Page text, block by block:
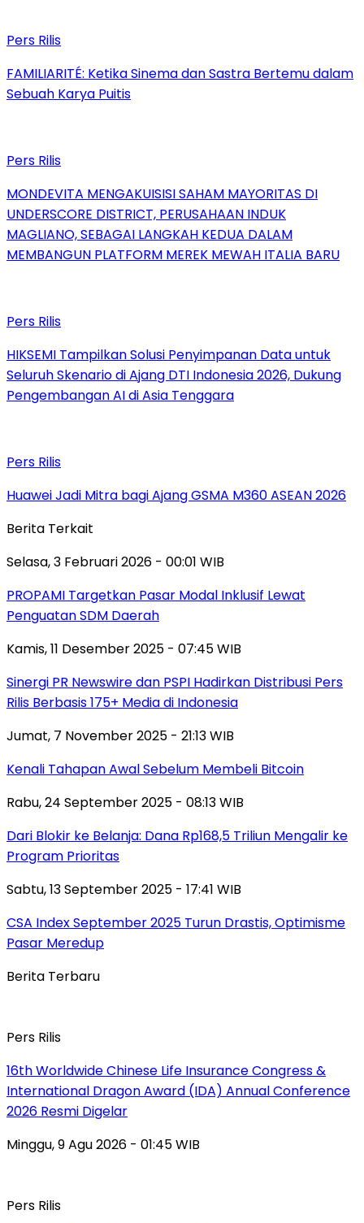
Pers Rilis
FAMILIARITÉ: Ketika Sinema dan Sastra Bertemu dalam
Sebuah Karya Puitis
Pers Rilis
MONDEVITA MENGAKUISISI SAHAM MAYORITAS DI
UNDERSCORE DISTRICT, PERUSAHAAN INDUK
MAGLIANO, SEBAGAI LANGKAH KEDUA DALAM
MEMBANGUN PLATFORM MEREK MEWAH ITALIA BARU
Pers Rilis
HIKSEMI Tampilkan Solusi Penyimpanan Data untuk
Seluruh Skenario di Ajang DTI Indonesia 2026, Dukung
Pengembangan AI di Asia Tenggara
Pers Rilis
Huawei Jadi Mitra bagi Ajang GSMA M360 ASEAN 2026
Berita Terkait
Selasa, 3 Februari 2026 - 00:01 WIB
PROPAMI Targetkan Pasar Modal Inklusif Lewat
Penguatan SDM Daerah
Kamis, 11 Desember 2025 - 07:45 WIB
Sinergi PR Newswire dan PSPI Hadirkan Distribusi Pers
Rilis Berbasis 175+ Media di Indonesia
Jumat, 7 November 2025 - 21:13 WIB
Kenali Tahapan Awal Sebelum Membeli Bitcoin
Rabu, 24 September 2025 - 08:13 WIB
Dari Blokir ke Belanja: Dana Rp168,5 Triliun Mengalir ke
Program Prioritas
Sabtu, 13 September 2025 - 17:41 WIB
CSA Index September 2025 Turun Drastis, Optimisme
Pasar Meredup
Berita Terbaru
Pers Rilis
16th Worldwide Chinese Life Insurance Congress &
International Dragon Award (IDA) Annual Conference
2026 Resmi Digelar
Minggu, 9 Agu 2026 - 01:45 WIB
Pers Rilis